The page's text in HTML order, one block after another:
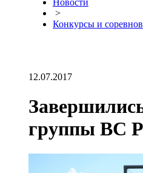
Новости
>
Конкурсы и
12.07.2017
группы ВС